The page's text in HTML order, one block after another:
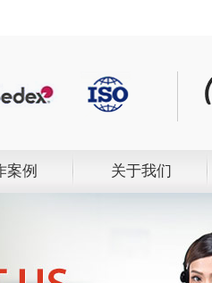
案例 关于我们